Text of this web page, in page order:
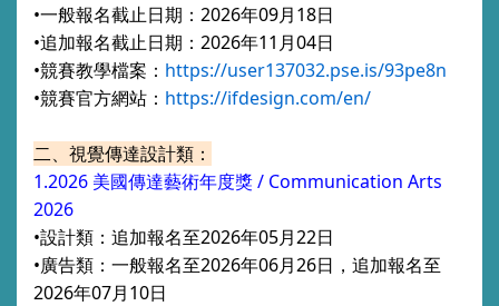
•一般報名截止日期：2026年09月18日
•追加報名截止日期：2026年11月04日
•競賽教學檔案： https://user137032.pse.is/93pe8n
•競賽官方網站： https://ifdesign.com/en/
二、視覺傳達設計類：
1.2026 美國傳達藝術年度獎 / Communication Arts
2026
•設計類：追加報名至2026年05月22日
•廣告類：一般報名至2026年06月26日，追加報名至
2026年07月10日